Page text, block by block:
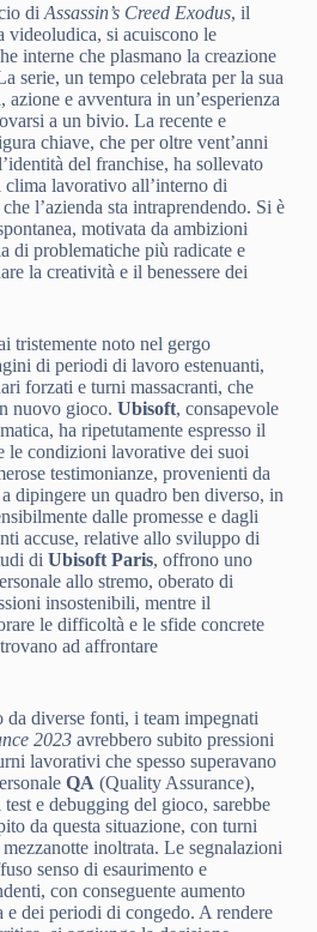
di Assassin’s Creed Exodus, il
videoludica, si acuiscono le
interne che plasmano la creazione
serie, un tempo celebrata per la sua
azione e avventura in un’esperienza
a un bivio. La recente e
chiave, che per oltre vent’anni
del franchise, ha sollevato
lavorativo all’interno di
l’azienda sta intraprendendo. Si è
motivata da ambizioni
di problematiche più radicate e
la creatività e il benessere dei
tristemente noto nel gergo
di periodi di lavoro estenuanti,
forzati e turni massacranti, che
nuovo gioco. Ubisoft, consapevole
ha ripetutamente espresso il
le condizioni lavorative dei suoi
testimonianze, provenienti da
dipingere un quadro ben diverso, in
dalle promesse e dagli
accuse, relative allo sviluppo di
di Ubisoft Paris, offrono uno
allo stremo, oberato di
insostenibili, mentre il
le difficoltà e le sfide concrete
ad affrontare
da diverse fonti, i team impegnati
2023avrebbero subito pressioni
lavorativi che spesso superavano
QA (Quality Assurance),
e debugging del gioco, sarebbe
da questa situazione, con turni
inoltrata. Le segnalazioni
senso di esaurimento e
con conseguente aumento
e dei periodi di congedo. A rendere